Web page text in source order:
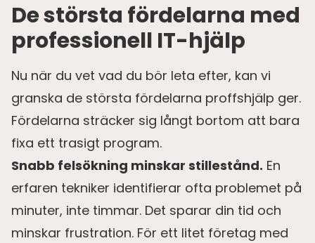
De största fördelarna med
professionell IT-hjälp
Nu när du vet vad du bör leta efter, kan vi
granska de största fördelarna proffshjälp ger.
Fördelarna sträcker sig långt bortom att bara
fixa ett trasigt program.
Snabb felsökning minskar stillestånd. En
erfaren tekniker identifierar ofta problemet på
minuter, inte timmar. Det sparar din tid och
minskar frustration. För ett litet företag med